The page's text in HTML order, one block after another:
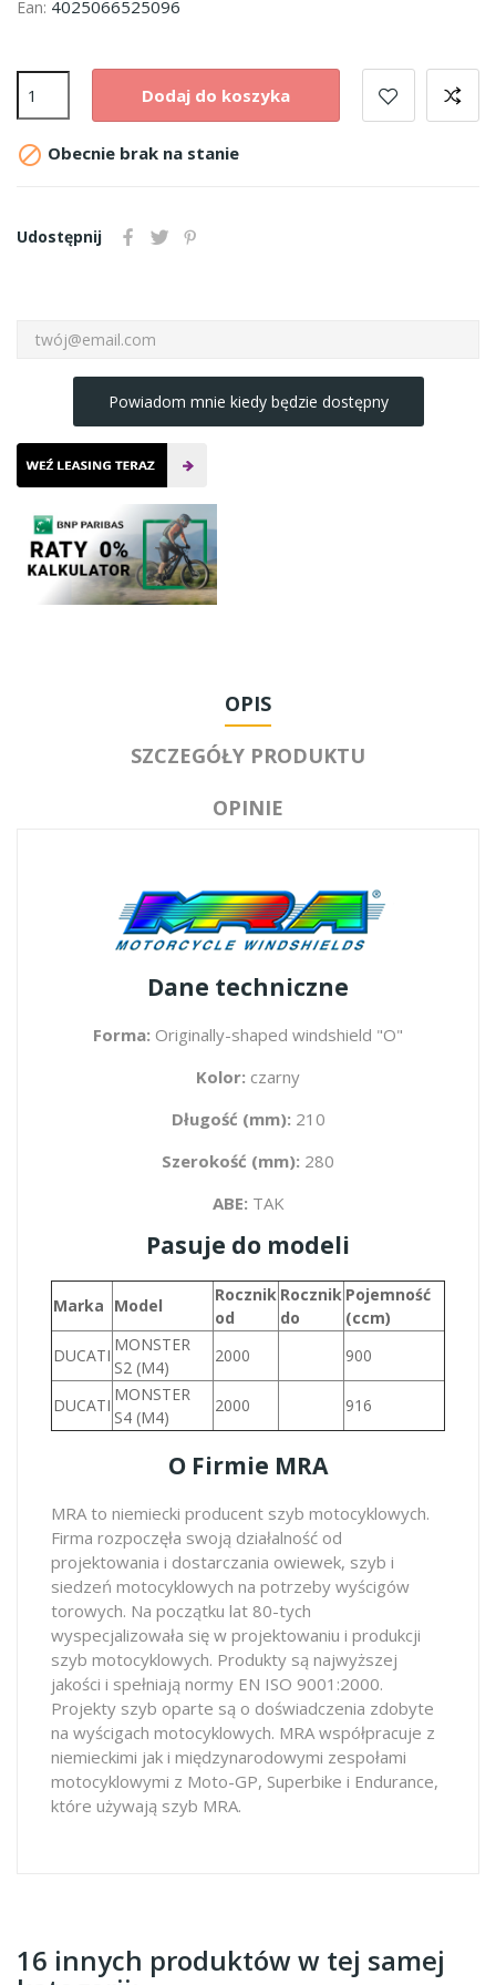
Ean: 4025066525096
Dodaj do koszyka
 Obecnie brak na stanie
Udostępnij
Powiadom mnie kiedy będzie dostępny
OPIS
SZCZEGÓŁY PRODUKTU
OPINIE
Dane techniczne
Forma: Originally-shaped windshield "O"
Kolor: czarny
Długość (mm): 210
Szerokość (mm): 280
ABE: TAK
Pasuje do modeli
Marka Model
Rocznik
od
Rocznik
do
Pojemność
(ccm)
DUCATI
MONSTER
S2 (M4)
2000 900
DUCATI
MONSTER
S4 (M4)
2000 916
O Firmie MRA
MRA to niemiecki producent szyb motocyklowych.
Firma rozpoczęła swoją działalność od
projektowania i dostarczania owiewek, szyb i
siedzeń motocyklowych na potrzeby wyścigów
torowych. Na początku lat 80-tych
wyspecjalizowała się w projektowaniu i produkcji
szyb motocyklowych. Produkty są najwyższej
jakości i spełniają normy EN ISO 9001:2000.
Projekty szyb oparte są o doświadczenia zdobyte
na wyścigach motocyklowych. MRA współpracuje z
niemieckimi jak i międzynarodowymi zespołami
motocyklowymi z Moto-GP, Superbike i Endurance,
które używają szyb MRA.
16 innych produktów w tej samej